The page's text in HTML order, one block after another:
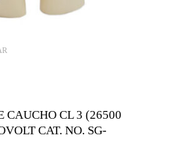
CAUCHO CL 3 (26500
CAT. NO. SG-